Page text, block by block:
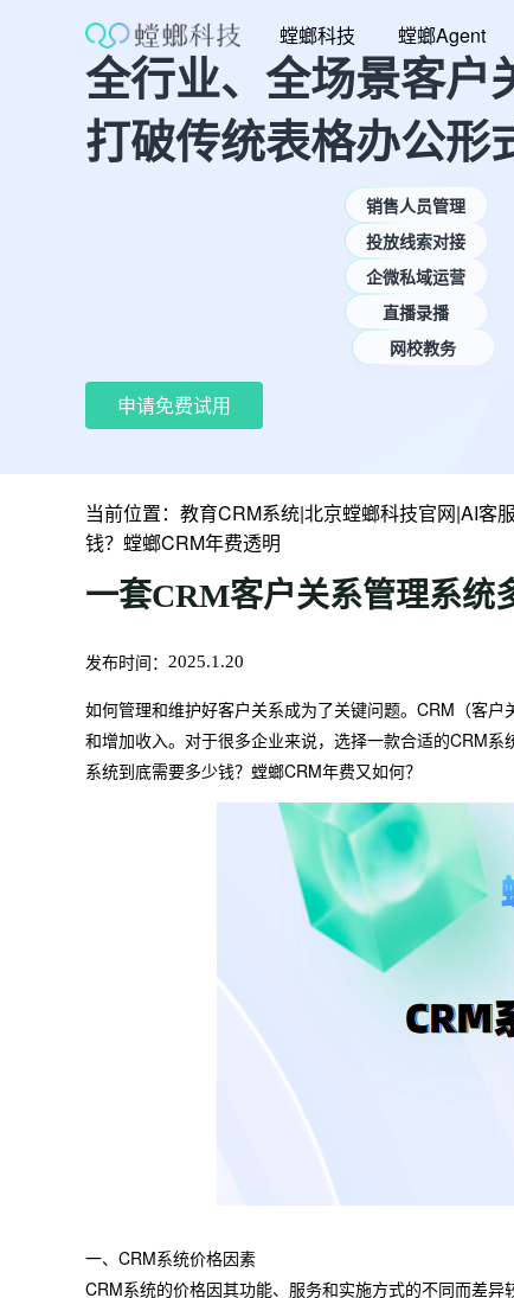
螳螂科技 螳螂Agent
全行业、全场景客户
打破传统表格办公形
销售人员管理
投放线索对接
企微私域运营
直播录播
网校教务
申请免费试用
当前位置： 教育CRM系统|北京螳螂科技官网|AI客
钱？螳螂CRM年费透明
一套CRM客户关系管理系统
发布时间： 2025.1.20
如何管理和维护好客户关系成为了关键问题。CRM（客
和增加收入。对于很多企业来说，选择一款合适的CRM
系统到底需要多少钱？螳螂CRM年费又如何？
一、CRM系统价格因素
CRM系统的价格因其功能、服务和实施方式的不同而差异